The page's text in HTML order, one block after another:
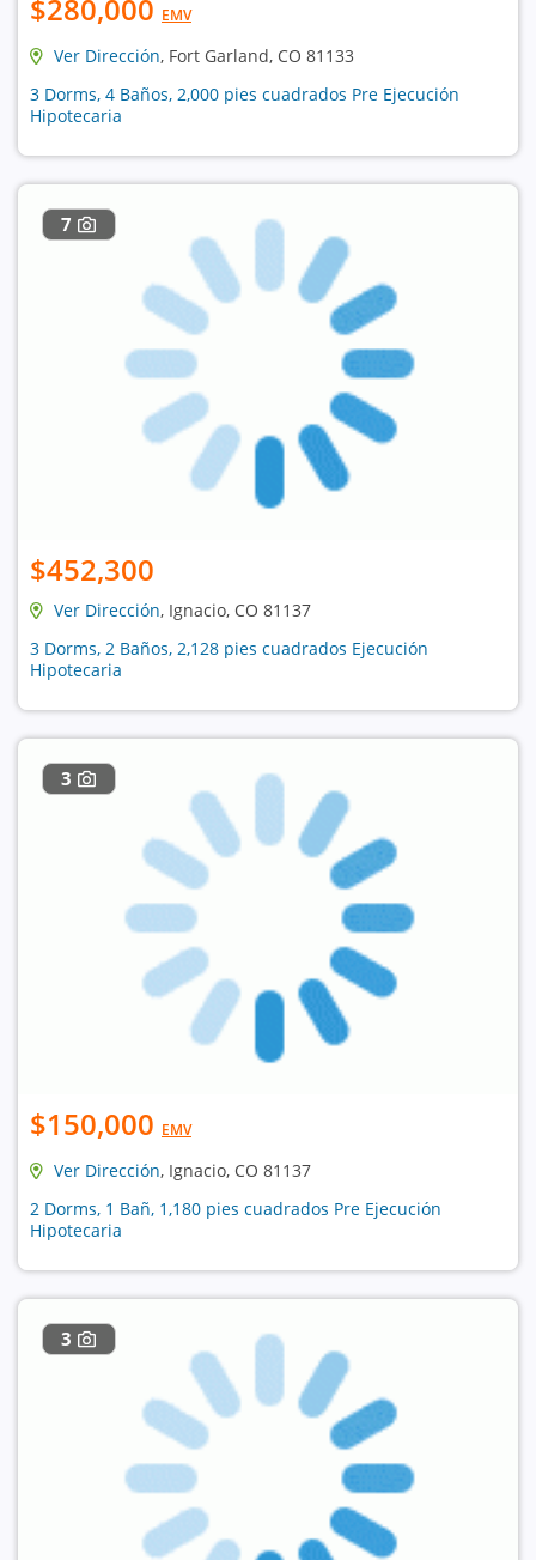
$280,000 EMV
Ver Dirección, Fort Garland, CO 81133
3 Dorms, 4 Baños, 2,000 pies cuadrados Pre Ejecución
Hipotecaria
7
$452,300
Ver Dirección, Ignacio, CO 81137
3 Dorms, 2 Baños, 2,128 pies cuadrados Ejecución
Hipotecaria
3
$150,000 EMV
Ver Dirección, Ignacio, CO 81137
2 Dorms, 1 Bañ, 1,180 pies cuadrados Pre Ejecución
Hipotecaria
3